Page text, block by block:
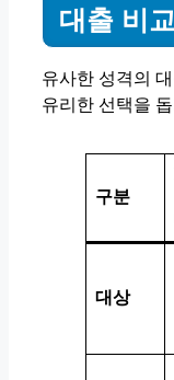
대출 비
유사한 성격의
유리한 선택을
구분
대상